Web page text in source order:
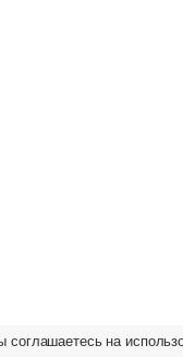
соглашаетесь на